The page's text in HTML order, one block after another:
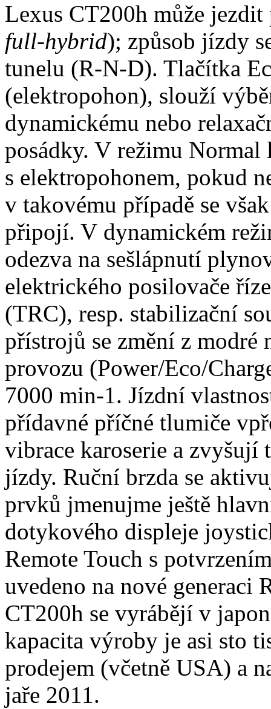
Lexus CT200h může
full-hybrid); způsob jízdy
tunelu (R-N-D). Tlačítka
(elektropohon), slouží
dynamickému nebo
posádky. V režimu Normal
s elektropohonem, pokud
v takovému případě se
připojí. V dynamickém
odezva na sešlápnutí
elektrického posilovače
(TRC), resp. stabilizační
přístrojů se změní z modré
provozu (Power/Eco/
7000 min-1. Jízdní
přídavné příčné tlumiče
vibrace karoserie a
jízdy. Ruční brzda se
prvků jmenujme ještě
dotykového displeje
Remote Touch s
uvedeno na nové
CT200h se vyrábějí v
kapacita výroby je asi sto
prodejem (včetně USA) a
jaře 2011.